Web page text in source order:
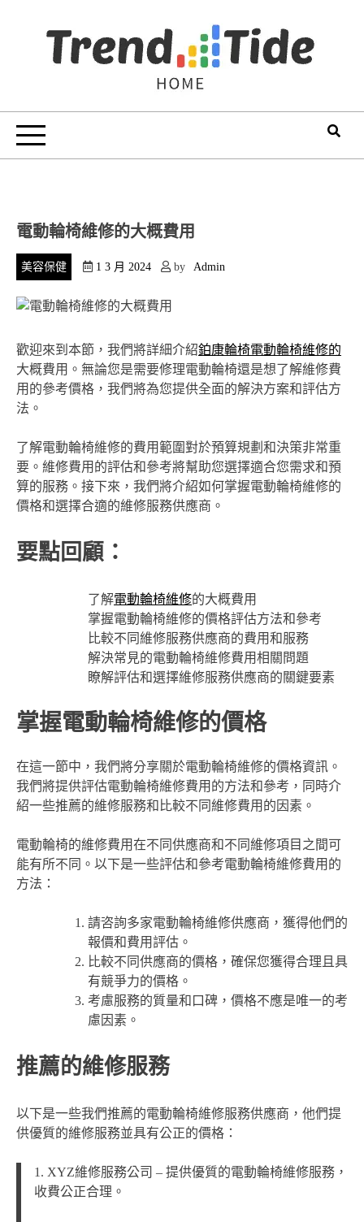
Trend Tide
電動輪椅維修的大概費用
美容保健 1 3 月 2024 by Admin
歡迎來到本節，我們將詳細介紹鉑康輪椅電動輪椅維修的
大概費用。無論您是需要修理電動輪椅還是想了解維修費
用的參考價格，我們將為您提供全面的解決方案和評估方
法。
了解電動輪椅維修的費用範圍對於預算規劃和決策非常重
要。維修費用的評估和參考將幫助您選擇適合您需求和預
算的服務。接下來，我們將介紹如何掌握電動輪椅維修的
價格和選擇合適的維修服務供應商。
要點回顧：
了解電動輪椅維修的大概費用
掌握電動輪椅維修的價格評估方法和參考
比較不同維修服務供應商的費用和服務
解決常見的電動輪椅維修費用相關問題
瞭解評估和選擇維修服務供應商的關鍵要素
掌握電動輪椅維修的價格
在這一節中，我們將分享關於電動輪椅維修的價格資訊。
我們將提供評估電動輪椅維修費用的方法和參考，同時介
紹一些推薦的維修服務和比較不同維修費用的因素。
電動輪椅的維修費用在不同供應商和不同維修項目之間可
能有所不同。以下是一些評估和參考電動輪椅維修費用的
方法：
請咨詢多家電動輪椅維修供應商，獲得他們的
報價和費用評估。
比較不同供應商的價格，確保您獲得合理且具
有競爭力的價格。
考慮服務的質量和口碑，價格不應是唯一的考
慮因素。
推薦的維修服務
以下是一些我們推薦的電動輪椅維修服務供應商，他們提
供優質的維修服務並具有公正的價格：
1. XYZ維修服務公司 – 提供優質的電動輪椅維修服務，
收費公正合理。